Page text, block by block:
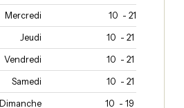
Mercredi 10 - 21
Jeudi 10 - 21
Vendredi 10 - 21
Samedi 10 - 21
Dimanche 10 - 19